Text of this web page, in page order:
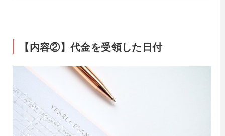
【内容②】代金を受領した日付